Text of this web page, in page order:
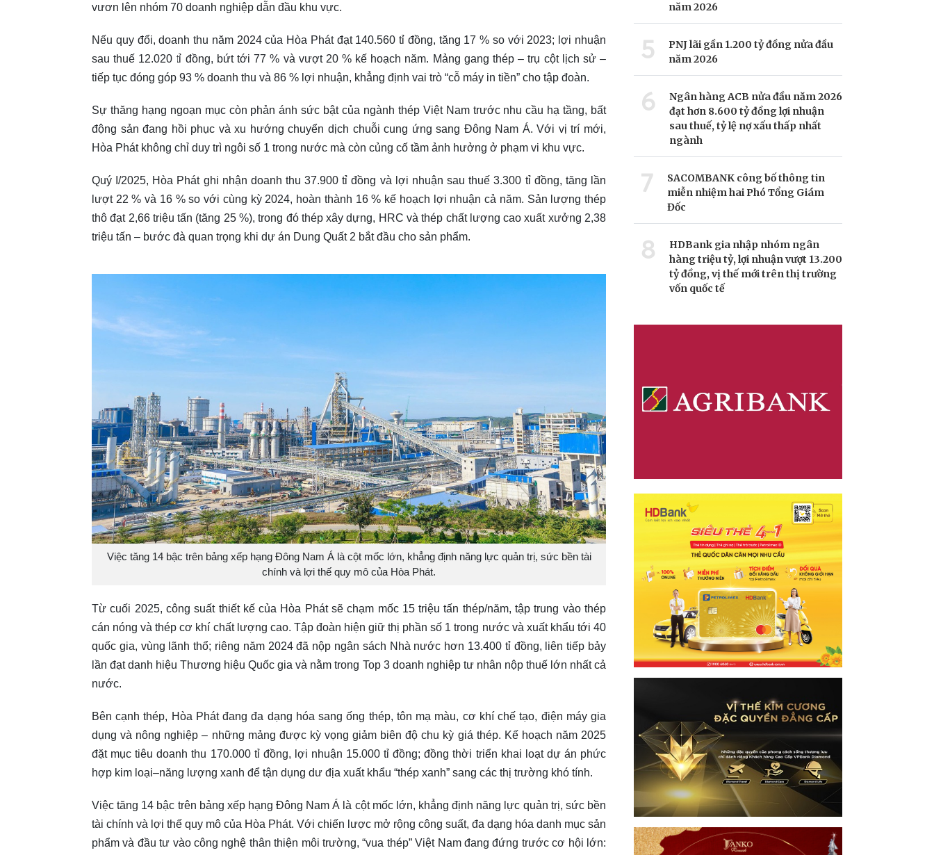
vươn lên nhóm 70 doanh nghiệp dẫn đầu khu vực.
Nếu quy đổi, doanh thu năm 2024 của Hòa Phát đạt 140.560 tỉ đồng, tăng 17 % so với 2023; lợi nhuận
sau thuế 12.020 tỉ đồng, bứt tới 77 % và vượt 20 % kế hoạch năm. Mảng gang thép – trụ cột lịch sử –
tiếp tục đóng góp 93 % doanh thu và 86 % lợi nhuận, khẳng định vai trò “cỗ máy in tiền” cho tập đoàn.
Sự thăng hạng ngoạn mục còn phản ánh sức bật của ngành thép Việt Nam trước nhu cầu hạ tầng, bất
động sản đang hồi phục và xu hướng chuyển dịch chuỗi cung ứng sang Đông Nam Á. Với vị trí mới,
Hòa Phát không chỉ duy trì ngôi số 1 trong nước mà còn củng cố tầm ảnh hưởng ở phạm vi khu vực.
Quý I/2025, Hòa Phát ghi nhận doanh thu 37.900 tỉ đồng và lợi nhuận sau thuế 3.300 tỉ đồng, tăng lần
lượt 22 % và 16 % so với cùng kỳ 2024, hoàn thành 16 % kế hoạch lợi nhuận cả năm. Sản lượng thép
thô đạt 2,66 triệu tấn (tăng 25 %), trong đó thép xây dựng, HRC và thép chất lượng cao xuất xưởng 2,38
triệu tấn – bước đà quan trọng khi dự án Dung Quất 2 bắt đầu cho sản phẩm.
Việc tăng 14 bậc trên bảng xếp hạng Đông Nam Á là cột mốc lớn, khẳng định năng lực quản trị, sức bền tài
chính và lợi thế quy mô của Hòa Phát.
Từ cuối 2025, công suất thiết kế của Hòa Phát sẽ chạm mốc 15 triệu tấn thép/năm, tập trung vào thép
cán nóng và thép cơ khí chất lượng cao. Tập đoàn hiện giữ thị phần số 1 trong nước và xuất khẩu tới 40
quốc gia, vùng lãnh thổ; riêng năm 2024 đã nộp ngân sách Nhà nước hơn 13.400 tỉ đồng, liên tiếp bảy
lần đạt danh hiệu Thương hiệu Quốc gia và nằm trong Top 3 doanh nghiệp tư nhân nộp thuế lớn nhất cả
nước.
Bên cạnh thép, Hòa Phát đang đa dạng hóa sang ống thép, tôn mạ màu, cơ khí chế tạo, điện máy gia
dụng và nông nghiệp – những mảng được kỳ vọng giảm biên độ chu kỳ giá thép. Kế hoạch năm 2025
đặt mục tiêu doanh thu 170.000 tỉ đồng, lợi nhuận 15.000 tỉ đồng; đồng thời triển khai loạt dự án phức
hợp kim loại–năng lượng xanh để tận dụng dư địa xuất khẩu “thép xanh” sang các thị trường khó tính.
Việc tăng 14 bậc trên bảng xếp hạng Đông Nam Á là cột mốc lớn, khẳng định năng lực quản trị, sức bền
tài chính và lợi thế quy mô của Hòa Phát. Với chiến lược mở rộng công suất, đa dạng hóa danh mục sản
phẩm và đầu tư vào công nghệ thân thiện môi trường, “vua thép” Việt Nam đang đứng trước cơ hội lớn:
năm 2026
5
PNJ lãi gần 1.200 tỷ đồng nửa đầu
năm 2026
6
Ngân hàng ACB nửa đầu năm 2026
đạt hơn 8.600 tỷ đồng lợi nhuận
sau thuế, tỷ lệ nợ xấu thấp nhất
ngành
7
SACOMBANK công bố thông tin
miễn nhiệm hai Phó Tổng Giám
Đốc
8
HDBank gia nhập nhóm ngân
hàng triệu tỷ, lợi nhuận vượt 13.200
tỷ đồng, vị thế mới trên thị trường
vốn quốc tế